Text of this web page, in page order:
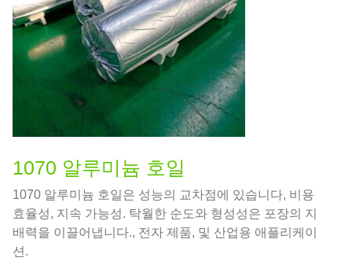
1070 알루미늄 호일
1070 알루미늄 호일은 성능의 교차점에 있습니다, 비용
효율성, 지속 가능성. 탁월한 순도와 형성성은 포장의 지
배력을 이끌어냅니다., 전자 제품, 및 산업용 애플리케이
션.